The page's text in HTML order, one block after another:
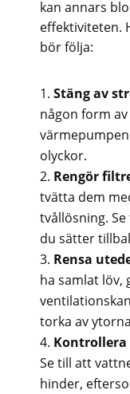
kan annars
effektiviteten.
bör följa:
Stäng av
någon form
olyckor.
Rengör
tvätta dem
tvållösning.
du sätter
Rensa
ha samlat löv,
torka av
Se till att
hinder,